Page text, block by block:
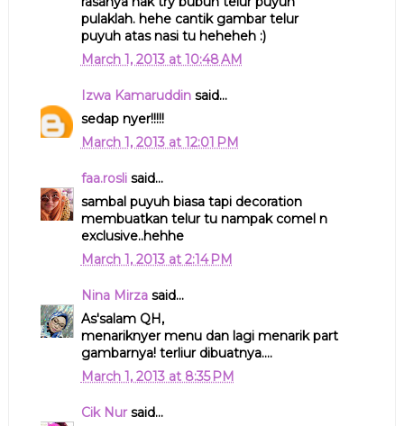
pulaklah. hehe cantik gambar telur
puyuh atas nasi tu heheheh :)
March 1, 2013 at 10:48 AM
Izwa Kamaruddinsaid...
sedap nyer!!!!!
March 1, 2013 at 12:01 PM
faa.roslisaid...
sambal puyuh biasa tapi decoration
membuatkan telur tu nampak comel n
exclusive..hehhe
March 1, 2013 at 2:14 PM
Nina Mirzasaid...
As'salam QH,
menariknyer menu dan lagi menarik part
gambarnya! terliur dibuatnya....
March 1, 2013 at 8:35 PM
Cik Nursaid...